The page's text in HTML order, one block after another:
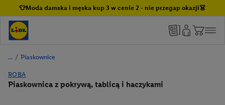
👕Moda damska i męska kup 3 w cenie 2 - nie przegap okazji👗
/ Piaskownice
ROBA
Piaskownica z pokrywą, tablicą i haczykami